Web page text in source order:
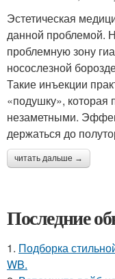
Эстетическая
данной проблемой.
проблемную зону
носослезной
Такие инъекции
«подушку», которая
незаметными.
держаться до
читать дальше →
Последние
1. Подборка
WB.